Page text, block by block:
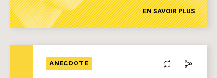
EN SAVOIR PLUS
ANECDOTE